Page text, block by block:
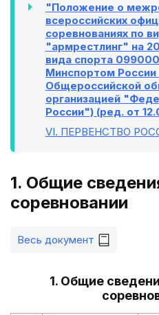
"Положение о
всероссийских
соревнованиях по
"армрестлинг" на
вида спорта
Минспортом России
Общероссийской
организацией
России") (ред. от
VI. ПЕРВЕНСТВО
1. Общие
соревновании
Весь документ
1. Общие